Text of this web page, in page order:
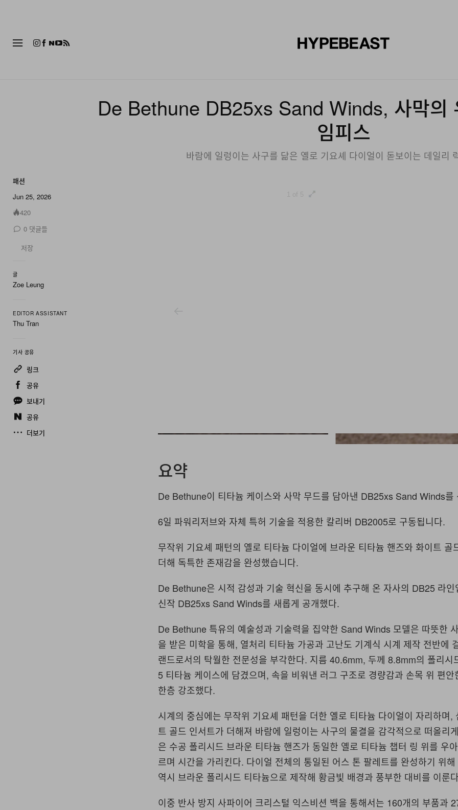
De Bethune DB25xs Sand Winds, 사막의
임피스
바람에 일렁이는 사구를 닮은 옐로 기요셰 다이얼이 돋보이는 데일리
패션
Jun 25, 2026
420
0 댓글들
저장
글
Zoe Leung
EDITOR ASSISTANT
Thu Tran
기사 공유
링크
공유
보내기
공유
더보기
요약
De Bethune이 티타늄 케이스와 사막 무드를 담아낸 DB25xs Sand Winds를
6일 파워리저브와 자체 특허 기술을 적용한 칼리버 DB2005로 구동됩니다.
무작위 기요셰 패턴의 옐로 티타늄 다이얼에 브라운 티타늄 핸즈와 화이트 골
더해 독특한 존재감을 완성했습니다.
De Bethune은 시적 감성과 기술 혁신을 동시에 추구해 온 자사의 DB25 라인
신작 DB25xs Sand Winds를 새롭게 공개했다.
De Bethune 특유의 예술성과 기술력을 집약한 Sand Winds 모델은 따뜻한
을 받은 미학을 통해, 열처리 티타늄 가공과 고난도 기계식 시계 제작 전반에
랜드로서의 탁월한 전문성을 부각한다. 지름 40.6mm, 두께 8.8mm의 폴리시
5 티타늄 케이스에 담겼으며, 속을 비워낸 러그 구조로 경량감과 손목 위 편안
한층 강조했다.
시계의 중심에는 무작위 기요셰 패턴을 더한 옐로 티타늄 다이얼이 자리하며,
트 골드 인서트가 더해져 바람에 일렁이는 사구의 물결을 감각적으로 떠올리
은 수공 폴리시드 브라운 티타늄 핸즈가 동일한 옐로 티타늄 챕터 링 위를 우
르며 시간을 가리킨다. 다이얼 전체의 통일된 어스 톤 팔레트를 완성하기 위
역시 브라운 폴리시드 티타늄으로 제작해 황금빛 배경과 풍부한 대비를 이룬
이중 반사 방지 사파이어 크리스털 익스비션 백을 통해서는 160개의 부품과